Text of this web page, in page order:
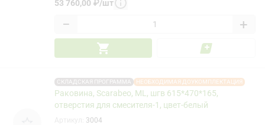
53 760,00 ₽/шт
− +
СКЛАДСКАЯ ПРОГРАММА НЕОБХОДИМАЯ ДОУКОМПЛЕКТАЦИЯ
Раковина, Scarabeo, ML, шгв 615*470*165,
отверстия для смесителя-1, цвет-белый
3004